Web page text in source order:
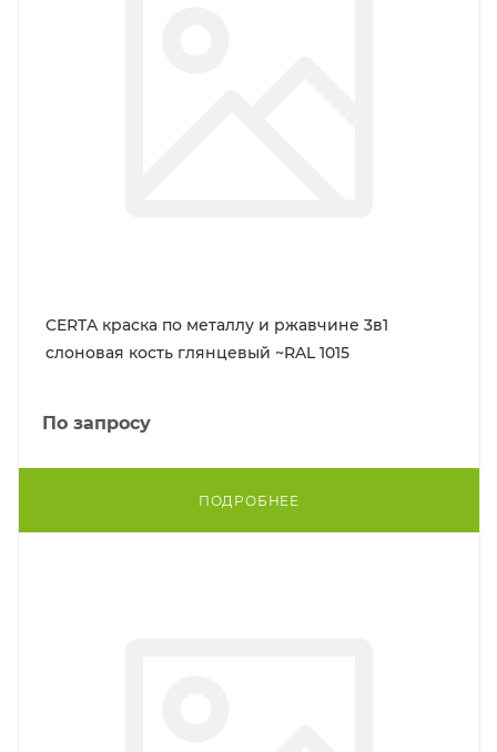
CERTA краска по металлу и ржавчине 3в1
слоновая кость глянцевый ~RAL 1015
По запросу
ПОДРОБНЕЕ